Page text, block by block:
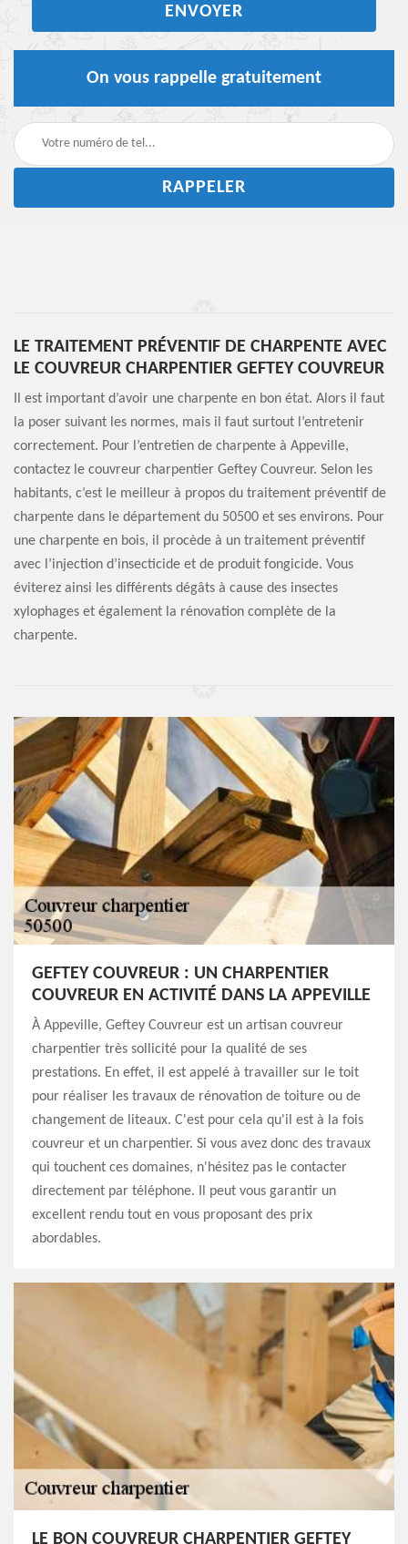
On vous rappelle gratuitement
LE TRAITEMENT PRÉVENTIF DE CHARPENTE AVEC
LE COUVREUR CHARPENTIER GEFTEY COUVREUR
Il est important d’avoir une charpente en bon état. Alors il faut
la poser suivant les normes, mais il faut surtout l’entretenir
correctement. Pour l’entretien de charpente à Appeville,
contactez le couvreur charpentier Geftey Couvreur. Selon les
habitants, c’est le meilleur à propos du traitement préventif de
charpente dans le département du 50500 et ses environs. Pour
une charpente en bois, il procède à un traitement préventif
avec l’injection d’insecticide et de produit fongicide. Vous
éviterez ainsi les différents dégâts à cause des insectes
xylophages et également la rénovation complète de la
charpente.
GEFTEY COUVREUR : UN CHARPENTIER
COUVREUR EN ACTIVITÉ DANS LA APPEVILLE
À Appeville, Geftey Couvreur est un artisan couvreur
charpentier très sollicité pour la qualité de ses
prestations. En effet, il est appelé à travailler sur le toit
pour réaliser les travaux de rénovation de toiture ou de
changement de liteaux. C'est pour cela qu'il est à la fois
couvreur et un charpentier. Si vous avez donc des travaux
qui touchent ces domaines, n'hésitez pas le contacter
directement par téléphone. Il peut vous garantir un
excellent rendu tout en vous proposant des prix
abordables.
LE BON COUVREUR CHARPENTIER GEFTEY